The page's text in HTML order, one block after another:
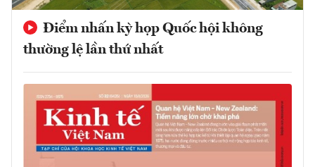
Điểm nhấn kỳ họp Quốc hội không
thường lệ lần thứ nhất